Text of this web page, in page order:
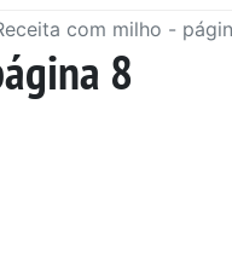
com milho -
8